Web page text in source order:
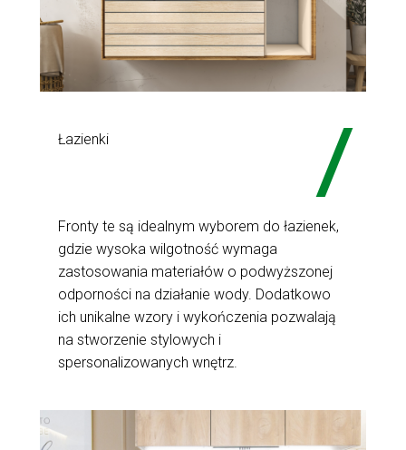
Łazienki
Fronty te są idealnym wyborem do łazienek,
gdzie wysoka wilgotność wymaga
zastosowania materiałów o podwyższonej
odporności na działanie wody. Dodatkowo
ich unikalne wzory i wykończenia pozwalają
na stworzenie stylowych i
spersonalizowanych wnętrz.